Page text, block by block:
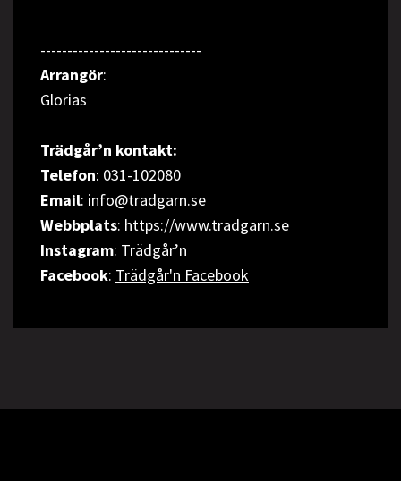
------------------------------
Arrangör:
Glorias
Trädgår’n kontakt:
Telefon: 031-102080
Email: info@tradgarn.se
Webbplats: https://www.tradgarn.se
Instagram: Trädgår’n
Facebook: Trädgår'n Facebook